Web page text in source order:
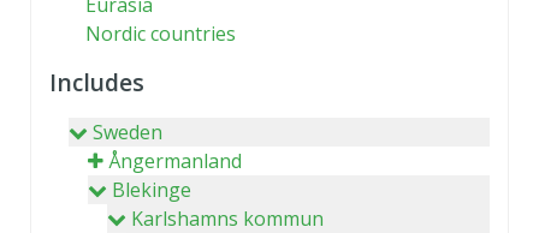
Nordic countries
Includes
Sweden
Ångermanland
Blekinge
Karlshamns kommun